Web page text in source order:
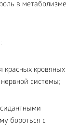
в метаболизме
красных кровяных
системы;
бороться с